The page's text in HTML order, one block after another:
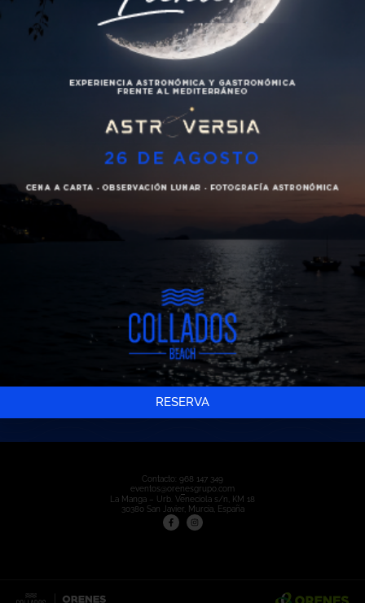
Gastronomía
Cartas
Eventos
Reserva
Ibiza
De 21:30 a 23:30
Vive el espíritu bohemio de la isla que nunca duerme y
saboreando su gastronomía y su exquisita bodega.
Menú cóctel y estaciones gastronómicas
Bodega, vermutería y coctelería
Animación, show y afterparty
Contacto: 968 147 349
eventos@orenesgrupo.com
La Manga – Urb. Veneciola s/n, KM 18
30380 San Javier, Murcia, España
RESERVA